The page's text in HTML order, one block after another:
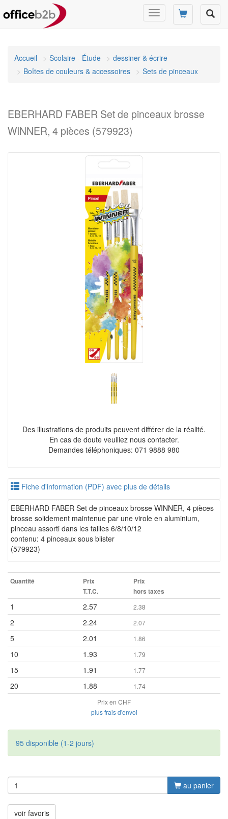
Changer
mode
Accueil
Scolaire - Étude
dessiner & écrire
Boîtes de couleurs & accessoires
Sets de pinceaux
EBERHARD FABER Set de pinceaux brosse
WINNER, 4 pièces (579923)
Des illustrations de produits peuvent différer de la réalité.
En cas de doute veuillez nous contacter.
Demandes téléphoniques: 071 9888 980
Fiche d'information (PDF) avec plus de détails
EBERHARD FABER Set de pinceaux brosse WINNER, 4 pièces
brosse solidement maintenue par une virole en aluminium,
pinceau assorti dans les tailles 6/8/10/12
contenu: 4 pinceaux sous blister
(579923)
Quantité
Prix
T.T.C.
Prix
hors taxes
1 2.57 2.38
2 2.24 2.07
5 2.01 1.86
10 1.93 1.79
15 1.91 1.77
20 1.88
1.74
Prix en CHF
plus frais d'envoi
95 disponible (1-2 jours)
au panier
voir favoris